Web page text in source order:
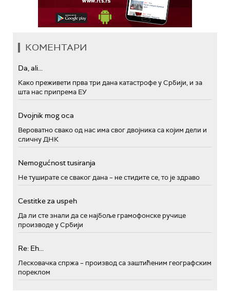
КОМЕНТАРИ
Da, ali...
Како преживети прва три дана катастрофе у Србији, и за
шта нас припрема ЕУ
Dvojnik mog oca
Вероватно свако од нас има свог двојника са којим дели и
сличну ДНК
Nemogućnost tusiranja
Не туширате се сваког дана – не стидите се, то је здраво
Cestitke za uspeh
Да ли сте знали да се најбоље грамофонске ручице
производе у Србији
Re: Eh...
Лесковачка спржа – производ са заштићеним географским
пореклом